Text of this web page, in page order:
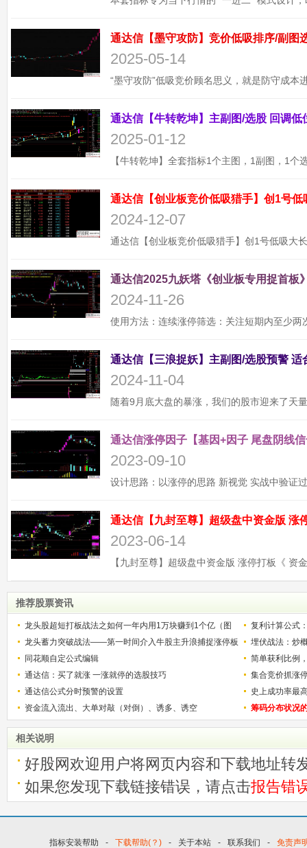
2025-05-14
2025-01-12
通达信【创业板竞价低吸猎手】创1号
2024-12-07
通达信2025九妖塔《创业板专用捉首板
2024-11-26
2024-11-04
通达信涨停因子【基因+因子 尾盘阴线
2023-09-10
2023-06-14
推荐股票资讯
龙头股超短打板战法之如何一年内用1万块赚到1个亿（图
解）
复利计算公式
少？
龙头蓄力突破战法——第一时间介入牛股主升浪捕捉涨停板
的技巧（图解）
埋伏战法：炒
同花顺自定公式编辑
简单获利比例
用
通达信：买了就涨 一涨就停的选股技巧
集合竞价抓涨
通达信公式分时预警的设置
史上成功率最
称选股法宝！
资金流入流出、大单对敲（对倒）、诱多、诱空 筹码分布状况
相关说明
好股网欢迎用户将网页内容和下载地址转
如果您发现下载链接错误，请点击报告错
指标安装帮助 - 下载帮助(？) - 关于本站 - 联系我们 - 免责声